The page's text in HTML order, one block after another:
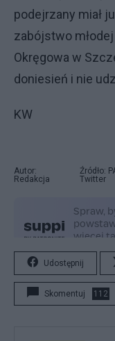
podejrzany miał
zabójstwo
Okręgowa w
doniesień i nie
KW
Autor:
Redakcja
Źródło:
Twitter
Udostępnij
Skomentuj 112